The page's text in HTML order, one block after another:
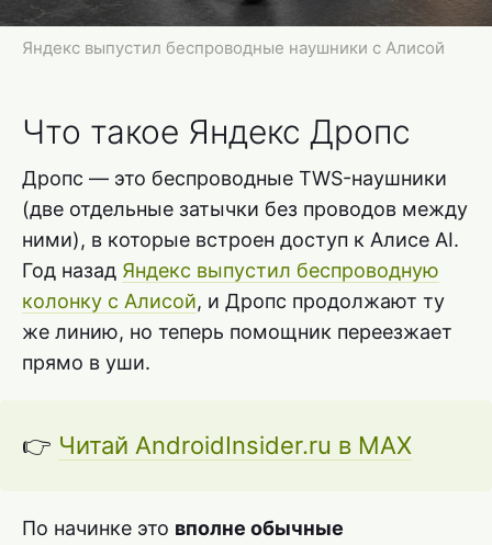
Яндекс выпустил беспроводные наушники с Алисой
Что такое Яндекс Дропс
Дропс — это беспроводные TWS-наушники
(две отдельные затычки без проводов между
ними), в которые встроен доступ к Алисе AI.
Год назад Яндекс выпустил беспроводную
колонку с Алисой, и Дропс продолжают ту
же линию, но теперь помощник переезжает
прямо в уши.
👉 Читай AndroidInsider.ru в MAX
По начинке это вполне обычные